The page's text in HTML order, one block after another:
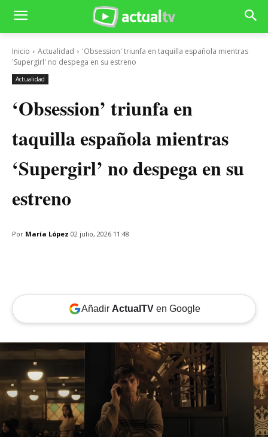
Inicio Actualidad
'Obsession' triunfa en taquilla española mientras
'Supergirl' no despega en su estreno
Actualidad
‘Obsession’ triunfa en
taquilla española mientras
‘Supergirl’ no despega en su
estreno
Por María López 02 julio, 2026 11:48
Añadir ActualTVen Google